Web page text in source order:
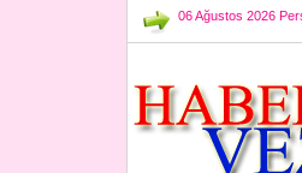
06 Ağustos 2026